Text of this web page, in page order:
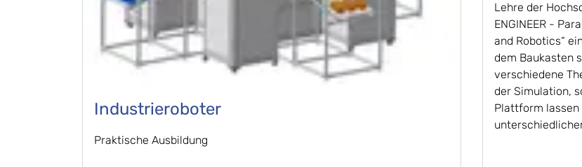
Industrieroboter
Praktische Ausbildung
Lehre der
ENGINEER -
and Robotics“
dem Baukasten
verschiedene
der Simulation,
Plattform